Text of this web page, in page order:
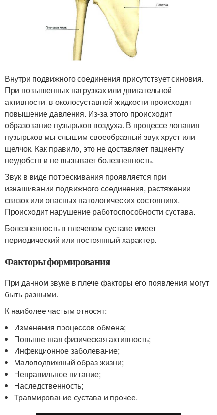
Внутри подвижного соединения присутствует синовия.
При повышенных нагрузках или двигательной
активности, в околосуставной жидкости происходит
повышение давления. Из-за этого происходит
образование пузырьков воздуха. В процессе лопания
пузырьков мы слышим своеобразный звук хруст или
щелчок. Как правило, это не доставляет пациенту
неудобств и не вызывает болезненность.
Звук в виде потрескивания проявляется при
изнашивании подвижного соединения, растяжении
связок или опасных патологических состояниях.
Происходит нарушение работоспособности сустава.
Болезненность в плечевом суставе имеет
периодический или постоянный характер.
Факторы формирования
При данном звуке в плече факторы его появления могут
быть разными.
К наиболее частым относят:
Изменения процессов обмена;
Повышенная физическая активность;
Инфекционное заболевание;
Малоподвижный образ жизни;
Неправильное питание;
Наследственность;
Травмирование сустава и прочее.